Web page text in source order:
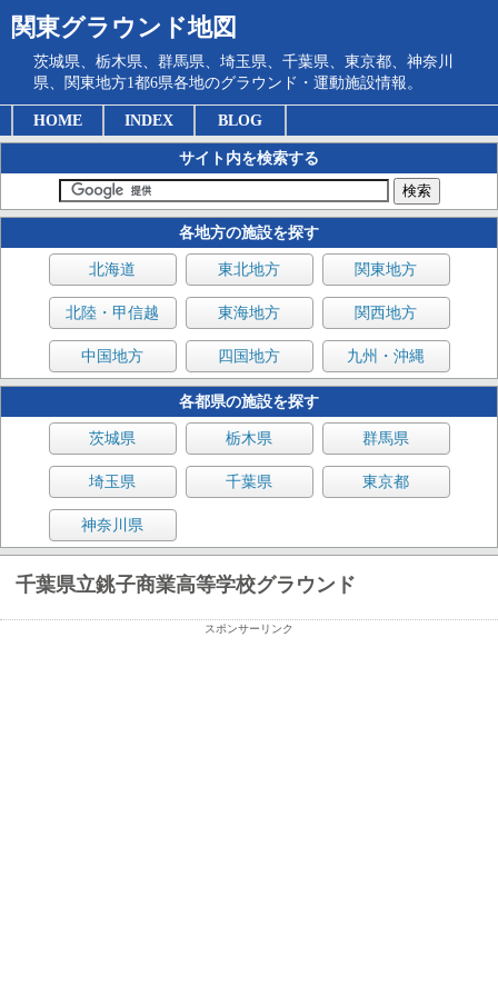
関東グラウンド地図
茨城県、栃木県、群馬県、埼玉県、千葉県、東京都、神奈川
県、関東地方1都6県各地のグラウンド・運動施設情報。
HOME INDEX BLOG
サイト内を検索する
各地方の施設を探す
北海道 東北地方 関東地方
北陸・甲信越 東海地方 関西地方
中国地方 四国地方 九州・沖縄
各都県の施設を探す
茨城県 栃木県 群馬県
埼玉県 千葉県 東京都
神奈川県
千葉県立銚子商業高等学校グラウンド
スポンサーリンク